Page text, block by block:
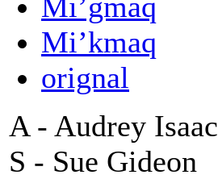
Mi’kmaq
orignal
A - Audrey Isaac
S - Sue Gideon